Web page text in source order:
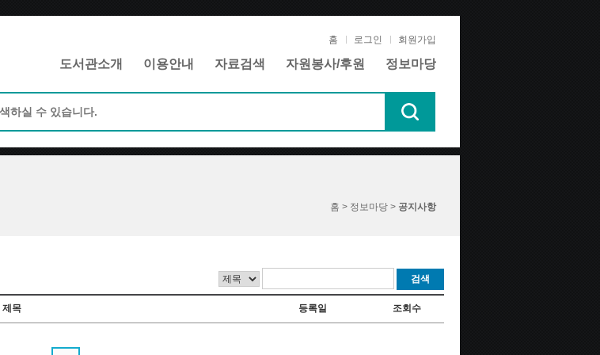
홈 로그인 회원가입
도서관소개 이용안내 자료검색 자원봉사/후원 정보마당
홈 > 정보마당 > 공지사항
검색
제목 등록일 조회수